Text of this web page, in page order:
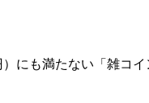
にも満たない「雑コ